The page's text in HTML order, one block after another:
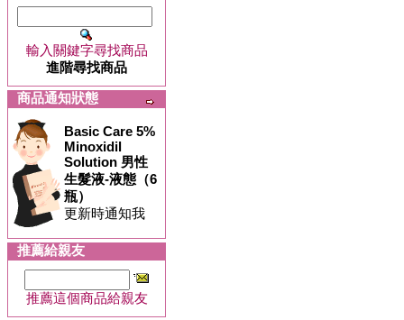
輸入關鍵字尋找商品
進階尋找商品
商品通知狀態
Basic Care 5%
Minoxidil
Solution 男性
生髮液-液態（6
瓶）
更新時通知我
推薦給親友
推薦這個商品給親友